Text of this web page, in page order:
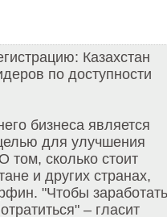
Казахстан
по доступности
бизнеса является
для улучшения
том, сколько стоит
и других странах,
"Чтобы заработать
– гласит